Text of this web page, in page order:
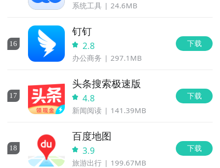
系统工具 24.6MB
16
钉钉
2.8
办公商务 297.1MB
下载
17
头条搜索极速版
4.8
新闻阅读 141.39MB
下载
18
百度地图
3.9
旅游出行 199.67MB
下载